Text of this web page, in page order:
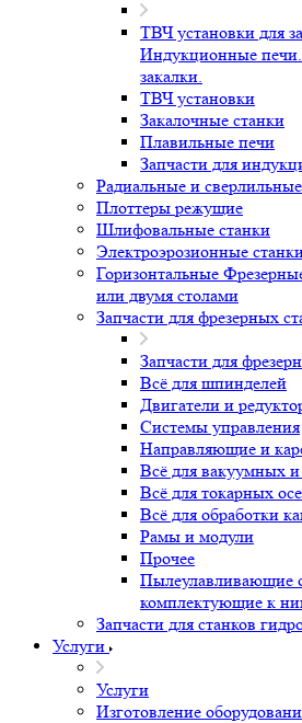
ТВЧ установки для
Индукционные
закалки.
ТВЧ установки
Закалочные станки
Плавильные печи
Запчасти для
Радиальные и
Плоттеры режущие
Шлифовальные станки
Электроэрозионные
Горизонтальные
или двумя столами
Запчасти для фрезерных
Запчасти для
Всё для шпинделей
Двигатели и
Системы управления
Направляющие и
Всё для вакуумных
Всё для токарных
Всё для обработки
Рамы и модули
Прочее
Пылеулавливающие
комплектующие к
Запчасти для станков
Услуги
Услуги
Изготовление